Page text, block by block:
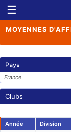
☰
MOYENNES
Pays
France
Clubs
Année Division